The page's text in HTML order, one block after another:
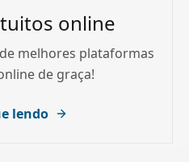
online
melhores plataformas
de graça!
lendo